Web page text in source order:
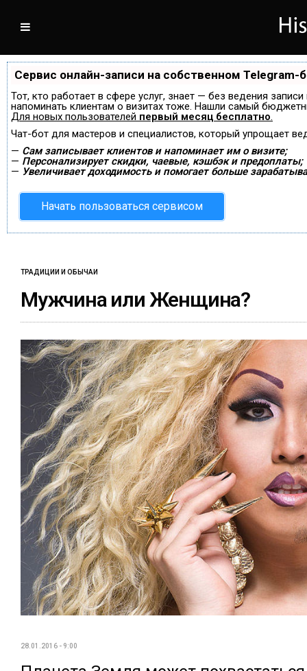
Сервис онлайн-записи на собственном Telegram-
Тот, кто работает в сфере услуг, знает — без ведения
напоминать клиентам о визитах тоже. Нашли самый
Для новых пользователей первый месяц бесплатно.
Чат-бот для мастеров и специалистов, который упрощает
— Сам записывает клиентов и напоминает им о визите;
— Персонализирует скидки, чаевые, кэшбэк и предоплаты;
— Увеличивает доходимость и помогает больше
Начать пользоваться сервисом
ТРАДИЦИИ И ОБЫЧАИ
Мужчина или Женщина?
28.01.2016 - 9:00